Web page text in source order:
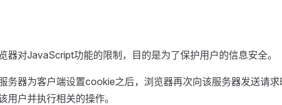
器对JavaScript功能的限制，目的是为了保护用户的信息安全。
务器为客户端设置cookie之后，浏览器再次向该服务器发送请
用户并执行相关的操作。